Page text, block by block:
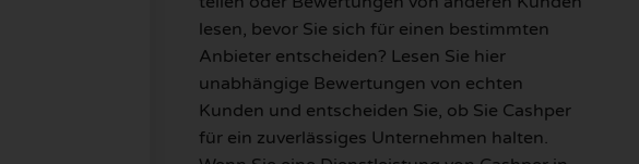
lesen, bevor Sie sich für einen bestimmten
Anbieter entscheiden? Lesen Sie hier
unabhängige Bewertungen von echten
Kunden und entscheiden Sie, ob Sie Cashper
für ein zuverlässiges Unternehmen halten.